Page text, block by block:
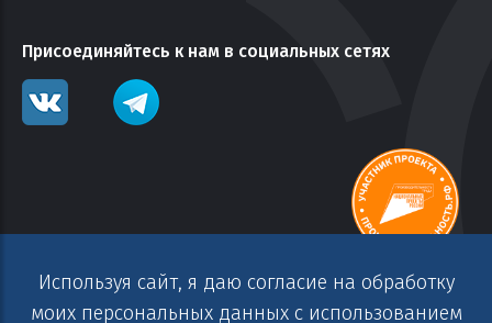
Присоединяйтесь к нам в социальных сетях
Используя сайт, я даю согласие на обработку
моих персональных данных с использованием